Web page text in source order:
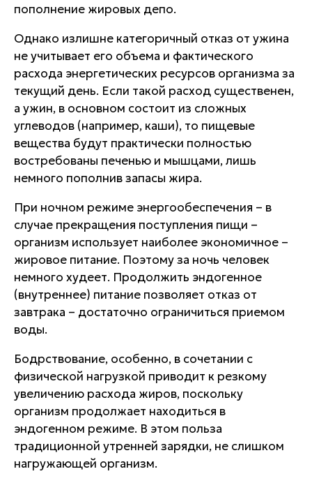
пополнение жировых депо.
Однако излишне категоричный отказ от ужина
не учитывает его объема и фактического
расхода энергетических ресурсов организма за
текущий день. Если такой расход существенен,
а ужин, в основном состоит из сложных
углеводов (например, каши), то пищевые
вещества будут практически полностью
востребованы печенью и мышцами, лишь
немного пополнив запасы жира.
При ночном режиме энергообеспечения – в
случае прекращения поступления пищи –
организм использует наиболее экономичное –
жировое питание. Поэтому за ночь человек
немного худеет. Продолжить эндогенное
(внутреннее) питание позволяет отказ от
завтрака – достаточно ограничиться приемом
воды.
Бодрствование, особенно, в сочетании с
физической нагрузкой приводит к резкому
увеличению расхода жиров, поскольку
организм продолжает находиться в
эндогенном режиме. В этом польза
традиционной утренней зарядки, не слишком
нагружающей организм.